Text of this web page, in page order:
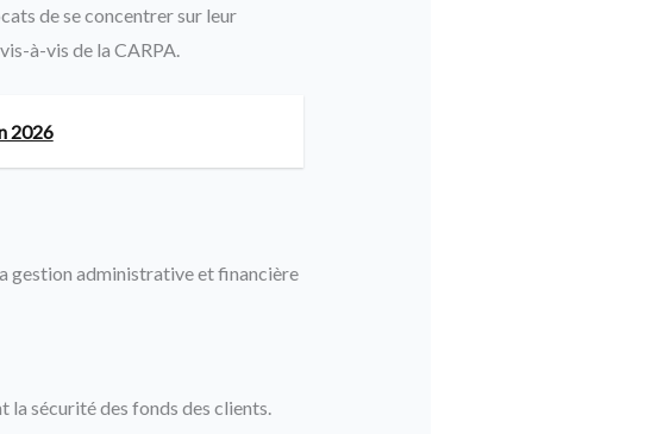
de se concentrer sur leur
à-vis de la CARPA.
2026
gestion administrative et financière
la sécurité des fonds des clients.